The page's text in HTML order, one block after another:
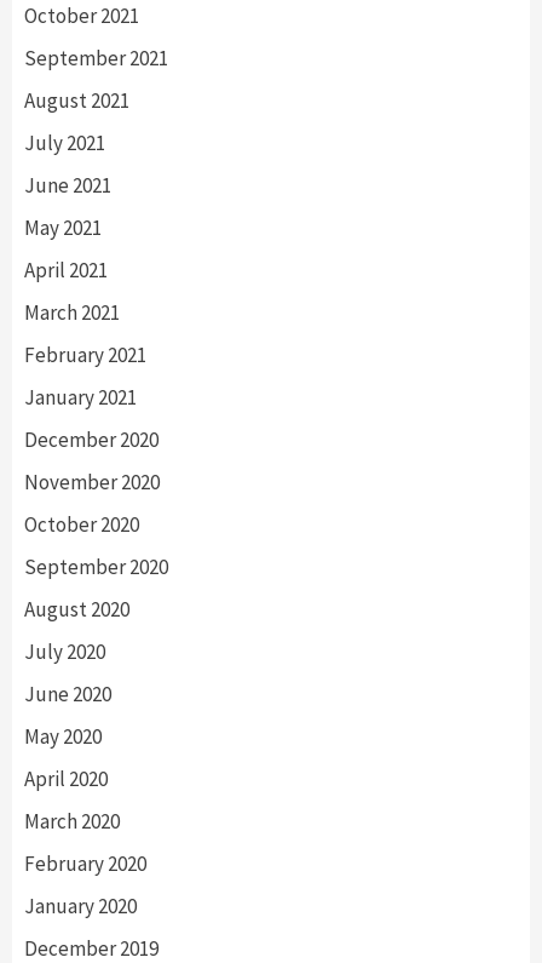
October 2021
September 2021
August 2021
July 2021
June 2021
May 2021
April 2021
March 2021
February 2021
January 2021
December 2020
November 2020
October 2020
September 2020
August 2020
July 2020
June 2020
May 2020
April 2020
March 2020
February 2020
January 2020
December 2019